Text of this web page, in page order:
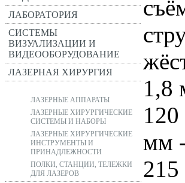
ЛАБОРАТОРИЯ
СИСТЕМЫ
ВИЗУАЛИЗАЦИИ И
ВИДЕООБОРУДОВАНИЕ
ЛАЗЕРНАЯ ХИРУРГИЯ
ЛАЗЕРНЫЕ АППАРАТЫ
ЛАЗЕРНЫЕ ХИРУРГИЧЕСКИЕ
СИСТЕМЫ И НАБОРЫ
ЛАЗЕРНЫЕ ХИРУРГИЧЕСКИЕ
ИНСТРУМЕНТЫ И
ПРИНАДЛЕЖНОСТИ
ПОЛКИ, СТАНЦИИ, ТЕЛЕЖКИ
ДЛЯ ЛАЗЕРОВ
1,8
мм
215